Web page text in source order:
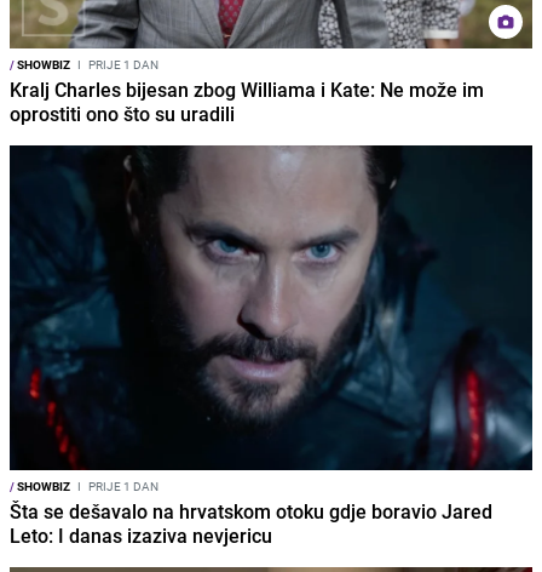
/SHOWBIZ I PRIJE 1 DAN
Kralj Charles bijesan zbog Williama i Kate: Ne može im
oprostiti ono što su uradili
/SHOWBIZ I PRIJE 1 DAN
Šta se dešavalo na hrvatskom otoku gdje boravio Jared
Leto: I danas izaziva nevjericu